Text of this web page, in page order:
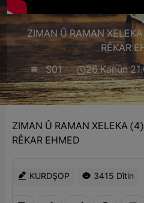
ZIMAN Û RAMAN
RÊKAR
S01
26 Kanûn
ZIMAN Û RAMAN XELEKA
RÊKAR EHMED
KURDŞOP 3415 Dîtin